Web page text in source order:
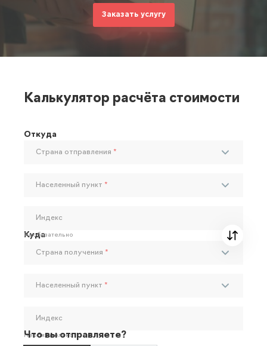
Заказать услугу
Калькулятор расчёта стоимости
Откуда
Страна отправления *
Населенный пункт *
Индекс
Необязательно
Куда
Страна получения *
Населенный пункт *
Индекс
Необязательно
Что вы отправляете?